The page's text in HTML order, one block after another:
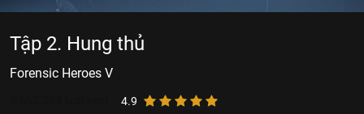
Tập 2. Hung thủ
Forensic Heroes V
4.9